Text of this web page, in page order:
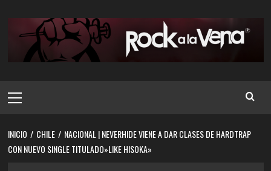
contenido
principal
INICIO CHILE
NACIONAL | NEVERHIDE VIENE A DAR CLASES DE HARDTRAP
CON NUEVO SINGLE TITULADO»LIKE HISOKA»